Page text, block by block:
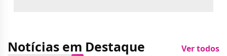
Notícias em Destaque Ver todos